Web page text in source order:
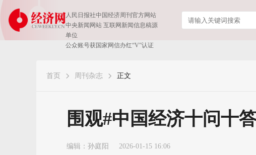
人民日报社中国经济周刊官方网站
中央新闻网站 互联网新闻信息稿源
单位
公众账号获国家网信办红“V”认证
首页 周刊杂志 正文
围观#中国经济十问十
编辑：孙庭阳 2026-01-15 16:06